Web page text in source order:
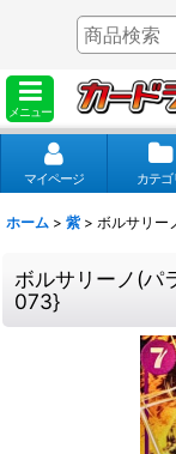
メニュー
マイページ カテゴ
ホーム > 紫 > ボルサリー
ボルサリーノ(パ
073}